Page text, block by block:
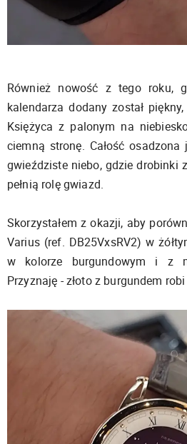
Również nowość z tego roku,
kalendarza dodany został
Księżyca z palonym na
ciemną stronę. Całość
gwieździste niebo, gdzie drobinki
pełnią rolę gwiazd.
Skorzystałem z okazji, aby
Varius (ref. DB25VxsRV2) w
w kolorze burgundowym i z
Przyznaję - złoto z burgundem